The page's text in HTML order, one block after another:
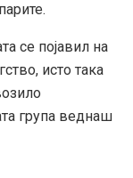
се појавил на
исто така
група веднаш